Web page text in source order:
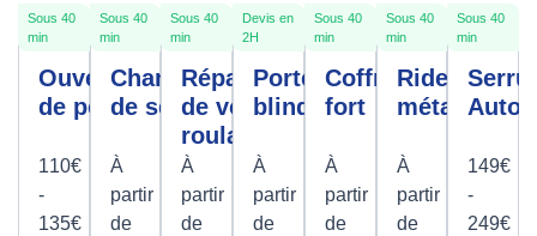
Sous 40
min
Ouverture
de porte
110€
-
135€
Sous 40
min
Changement
de serrure
À
partir
de
Sous 40
min
Réparation
de volet
roulant
À
partir
de
Devis en
2H
Porte
blindée
À
partir
de
Sous 40
min
Coffre
fort
À
partir
de
Sous 40
min
Rideau
métallique
À
partir
de
Sous 40
min
149€
-
249€